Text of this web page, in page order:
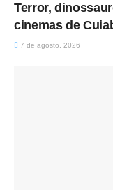
Terror,
cinemas de
7 de agosto, 2026